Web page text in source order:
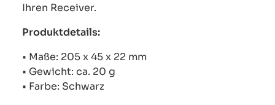
Ihren Receiver.
Produktdetails:
• Maße: 205 x 45 x 22 mm
• Gewicht: ca. 20 g
• Farbe: Schwarz